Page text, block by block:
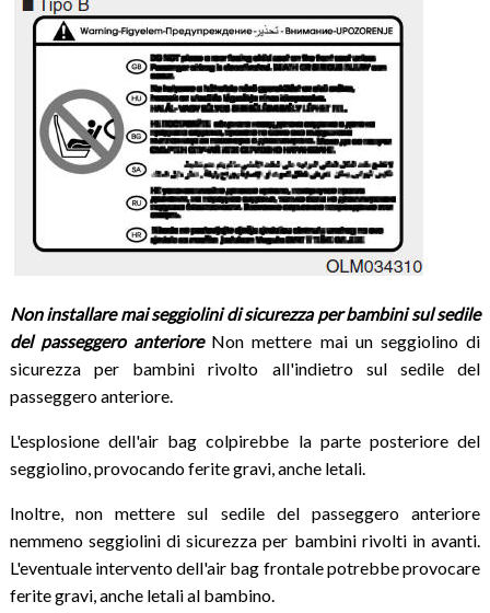
Non installare mai seggiolini di sicurezza per bambini sul sedile
del passeggero anterioreNon mettere mai un seggiolino di
sicurezza per bambini rivolto all'indietro sul sedile del
passeggero anteriore.
L'esplosione dell'air bag colpirebbe la parte posteriore del
seggiolino, provocando ferite gravi, anche letali.
Inoltre, non mettere sul sedile del passeggero anteriore
nemmeno seggiolini di sicurezza per bambini rivolti in avanti.
L'eventuale intervento dell'air bag frontale potrebbe provocare
ferite gravi, anche letali al bambino.